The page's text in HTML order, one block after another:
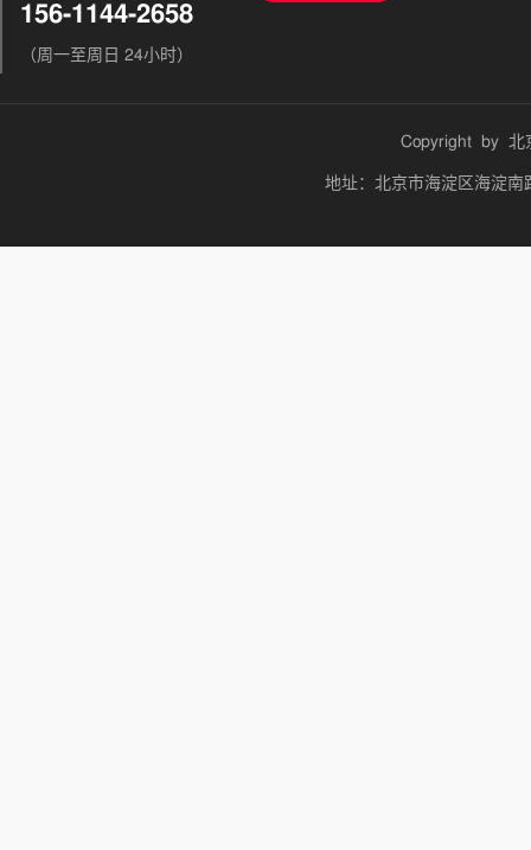
156-1144-2658
（周一至周日 24小时）
Copyright by 北
地址：北京市海淀区海淀